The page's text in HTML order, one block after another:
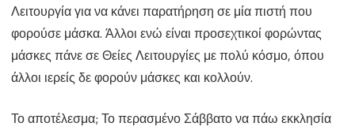
Λειτουργία για να κάνει παρατήρηση σε μία πιστή που
φορούσε μάσκα. Άλλοι ενώ είναι προσεχτικοί φορώντας
μάσκες πάνε σε Θείες Λειτουργίες με πολύ κόσμο, όπου
άλλοι ιερείς δε φορούν μάσκες και κολλούν.
Το αποτέλεσμα; Το περασμένο Σάββατο να πάω εκκλησία